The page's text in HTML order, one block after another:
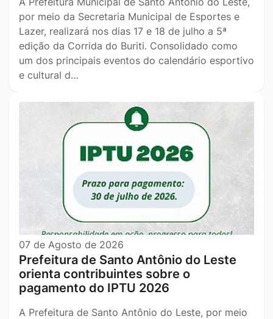
por meio da Secretaria Municipal de Esportes e
Lazer, realizará nos dias 17 e 18 de julho a 5ª
edição da Corrida do Buriti. Consolidado como
um dos principais eventos do calendário esportivo
e cultural d…
07 de Agosto de 2026
Prefeitura de Santo Antônio do Leste
orienta contribuintes sobre o
pagamento do IPTU 2026
A Prefeitura de Santo Antônio do Leste, por meio